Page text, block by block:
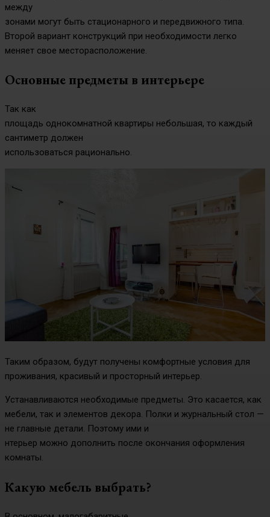
между
зонами могут быть стационарного и передвижного типа.
Второй вариант конструкций при необходимости легко
меняет свое месторасположение.
Основные предметы в интерьере
Так как
площадь однокомнатной квартиры небольшая, то каждый
сантиметр должен
использоваться рационально.
Таким образом, будут получены комфортные условия для
проживания, красивый и просторный интерьер.
Устанавливаются необходимые предметы. Это касается, как
мебели, так и элементов декора. Полки и журнальный стол —
не главные детали. Поэтому ими и
нтерьер можно дополнить после окончания оформления
комнаты.
Какую мебель выбрать?